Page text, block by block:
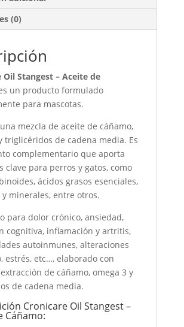
(0)
Oil Stangest – Aceite de
un producto formulado
para mascotas.
mezcla de aceite de cáñamo,
triglicéridos de cadena media. Es
complementario que aporta
clave para perros y gatos, como
ácidos grasos esenciales,
minerales, entre otros.
para dolor crónico, ansiedad,
cognitiva, inflamación y artritis,
autoinmunes, alteraciones
estrés, etc…, elaborado con
de cáñamo, omega 3 y
de cadena media.
Cronicare Oil Stangest –
Cáñamo: